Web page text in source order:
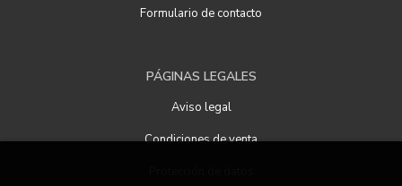
Formulario de contacto
PÁGINAS LEGALES
Aviso legal
Condiciones de venta